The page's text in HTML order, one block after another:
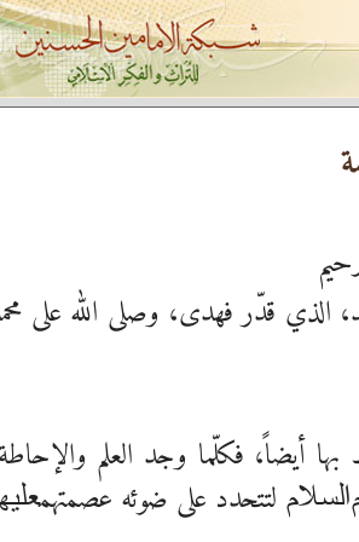
الذي قدّر فهدى، وصلى الله على
أيضاً، فكلّما وجد العلم
لتتحدد على ضوئه عصمتهم